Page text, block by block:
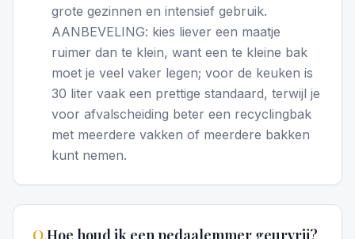
grote gezinnen en intensief gebruik.
AANBEVELING: kies liever een maatje
ruimer dan te klein, want een te kleine bak
moet je veel vaker legen; voor de keuken is
30 liter vaak een prettige standaard, terwijl je
voor afvalscheiding beter een recyclingbak
met meerdere vakken of meerdere bakken
kunt nemen.
Q.Hoe houd ik een pedaalemmer geurvrij?